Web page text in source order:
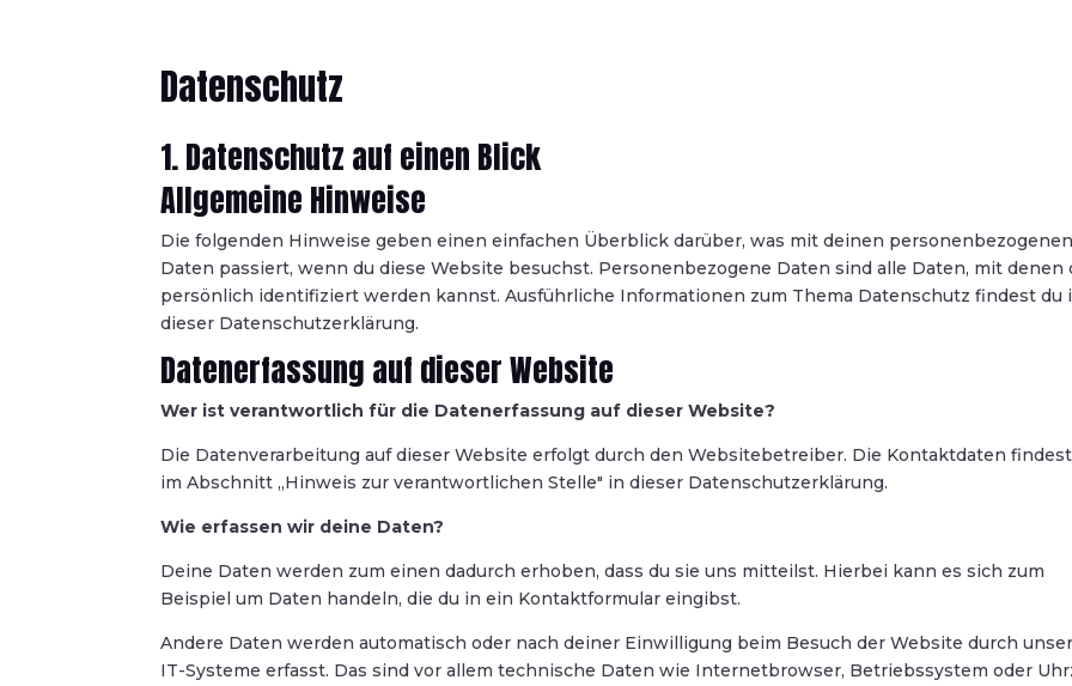
Datenschutz
1. Datenschutz auf einen Blick
Allgemeine Hinweise
Die folgenden Hinweise geben einen einfachen Überblick darüber, was mit deinen personenbezogenen
Daten passiert, wenn du diese Website besuchst. Personenbezogene Daten sind alle Daten, mit denen
persönlich identifiziert werden kannst. Ausführliche Informationen zum Thema Datenschutz findest du
dieser Datenschutzerklärung.
Datenerfassung auf dieser Website
Wer ist verantwortlich für die Datenerfassung auf dieser Website?
Die Datenverarbeitung auf dieser Website erfolgt durch den Websitebetreiber. Die Kontaktdaten
im Abschnitt „Hinweis zur verantwortlichen Stelle" in dieser Datenschutzerklärung.
Wie erfassen wir deine Daten?
Deine Daten werden zum einen dadurch erhoben, dass du sie uns mitteilst. Hierbei kann es sich zum
Beispiel um Daten handeln, die du in ein Kontaktformular eingibst.
Andere Daten werden automatisch oder nach deiner Einwilligung beim Besuch der Website durch
IT-Systeme erfasst. Das sind vor allem technische Daten wie Internetbrowser, Betriebssystem oder